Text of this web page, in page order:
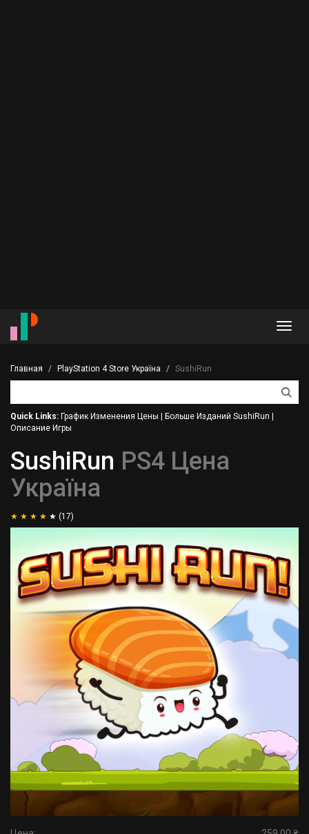
Главная PlayStation 4 Store Україна SushiRun
Quick Links: График Изменения Цены Больше Изданий SushiRun
Описание Игры
SushiRun PS4 Цена
Україна
(17)